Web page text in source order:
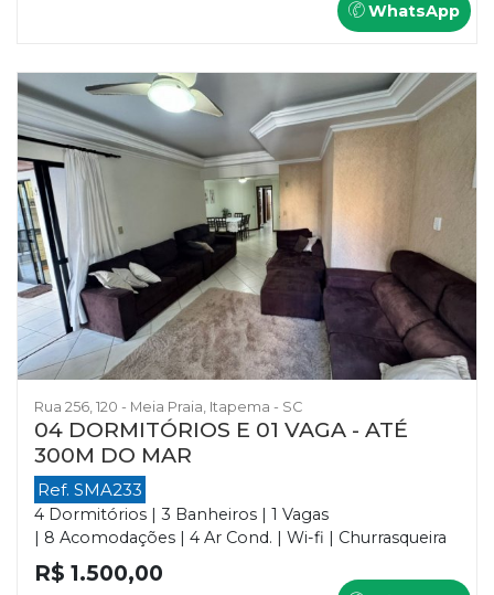
WhatsApp
Rua 256, 120 - Meia Praia, Itapema - SC
04 DORMITÓRIOS E 01 VAGA - ATÉ
300M DO MAR
Ref. SMA233
4 Dormitórios | 3 Banheiros | 1 Vagas
| 8 Acomodações | 4 Ar Cond. | Wi-fi | Churrasqueira
R$ 1.500,00